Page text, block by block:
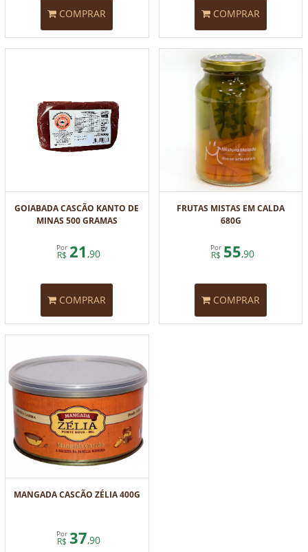
COMPRAR COMPRAR
GOIABADA CASCÃO KANTO DE
MINAS 500 GRAMAS
Por
R$ 21 ,90
COMPRAR
FRUTAS MISTAS EM CALDA
680G
Por
R$ 55,90
COMPRAR
MANGADA CASCÃO ZÉLIA 400G
Por
R$ 37,90